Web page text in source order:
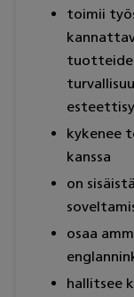
toimii
kykenee
kanssa
on
osaa
hallitsee